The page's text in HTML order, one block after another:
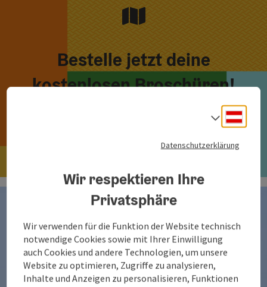
Bestelle jetzt deine
kostenlosen Broschüren!
Datenschutzerklärung
Wir respektieren Ihre
Privatsphäre
Wir verwenden für die Funktion der Website technisch
notwendige Cookies sowie mit Ihrer Einwilligung
auch Cookies und andere Technologien, um unsere
Website zu optimieren, Zugriffe zu analysieren,
Inhalte und Anzeigen zu personalisieren, Funktionen